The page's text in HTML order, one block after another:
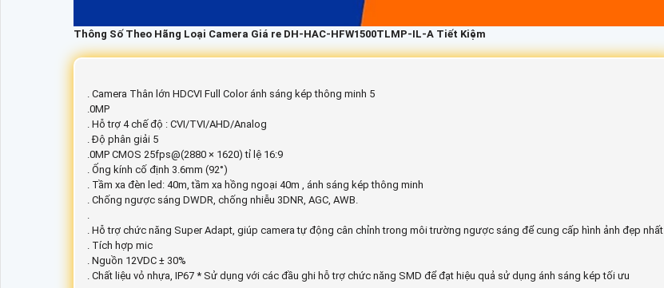
Thông Số Theo Hãng Loại Camera Giá re DH-HAC-HFW1500TLMP-IL-A Tiết Kiệm
. Camera Thân lớn HDCVI Full Color ánh sáng kép thông minh 5
.0MP
. Hỗ trợ 4 chế độ : CVI/TVI/AHD/Analog
. Độ phân giải 5
.0MP CMOS 25fps@(2880 × 1620) tỉ lệ 16:9
. Ống kính cố định 3.6mm (92°)
. Tầm xa đèn led: 40m, tầm xa hồng ngoại 40m , ánh sáng kép thông minh
. Chống ngược sáng DWDR, chống nhiễu 3DNR, AGC, AWB.
. Hỗ trợ chức năng Super Adapt, giúp camera tự động cân chỉnh trong môi trường ngược sáng để cung cấp hình ảnh đẹp nhất
. Tích hợp mic
. Nguồn 12VDC ± 30%
. Chất liệu vỏ nhựa, IP67 * Sử dụng với các đầu ghi hỗ trợ chức năng SMD để đạt hiệu quả sử dụng ánh sáng kép tối ưu